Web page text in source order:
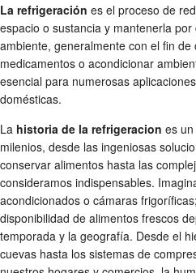
La refrigeración es el proceso de
espacio o sustancia y mantenerla
ambiente, generalmente con el fin de
medicamentos o acondicionar
esencial para numerosas
domésticas.
La historia de la refrigeracion es
milenios, desde las ingeniosas
conservar alimentos hasta las
consideramos indispensables.
acondicionados o cámaras
disponibilidad de alimentos frescos
temporada y la geografía. Desde el
cuevas hasta los sistemas de